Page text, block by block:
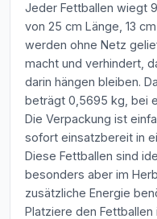
Jeder Fettballen wiegt
von 25 cm Länge, 13
werden ohne Netz
macht und verhindert,
darin hängen bleiben.
beträgt 0,5695 kg, bei
Die Verpackung ist
sofort einsatzbereit in
Diese Fettballen sind
besonders aber im
zusätzliche Energie
Platziere den